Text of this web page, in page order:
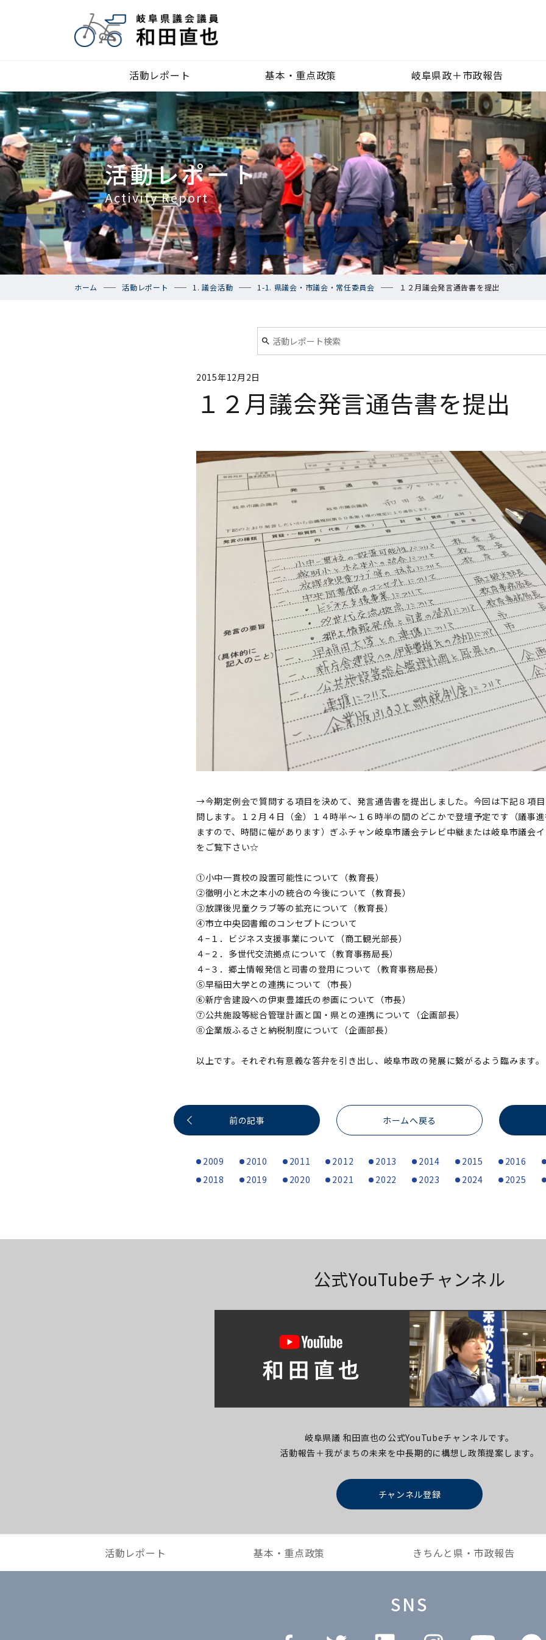
活動レポート 基本・重点政策 岐阜県政＋市政報告
活動レポート
Activity Report
ホーム 活動レポート 1. 議会活動 1-1. 県議会・市議会・常任委員会 １２月議会発言通告書を提出
2015年12月2日
１２月議会発言通告書を提出
→今期定例会で質問する項目を決めて、発言通告書を提出しました。今回は下記８項
問します。１２月４日（金）１４時半〜１６時半の間のどこかで登壇予定です（議事
ますので、時間に幅があります）ぎふチャン岐阜市議会テレビ中継または岐阜市議会
をご覧下さい☆
①小中一貫校の設置可能性について（教育長）
②徹明小と木之本小の統合の今後について（教育長）
③放課後児童クラブ等の拡充について（教育長）
④市立中央図書館のコンセプトについて
４−１．ビジネス支援事業について（商工観光部長）
４−２．多世代交流拠点について（教育事務局長）
４−３．郷土情報発信と司書の登用について（教育事務局長）
⑤早稲田大学との連携について（市長）
⑥新庁舎建設への伊東豊雄氏の参画について（市長）
⑦公共施設等総合管理計画と国・県との連携について（企画部長）
⑧企業版ふるさと納税制度について（企画部長）
以上です。それぞれ有意義な答弁を引き出し、岐阜市政の発展に繋がるよう臨みます。
前の記事 ホームへ戻る
2009 2010 2011 2012 2013 2014 2015 2016
2018
2019 2020 2021 2022 2023 2024 2025
公式YouTubeチャンネル
岐阜県議 和田直也の公式YouTubeチャンネルです。
活動報告＋我がまちの未来を中長期的に構想し政策提案します。
チャンネル登録
活動レポート 基本・重点政策 きちんと県・市政報告
SNS